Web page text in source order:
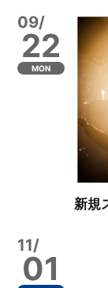
09/
22
MON
新規
11/
01